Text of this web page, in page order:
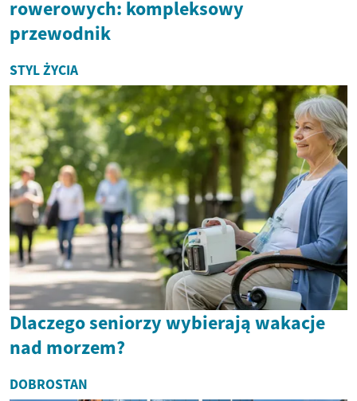
rowerowych: kompleksowy
przewodnik
STYL ŻYCIA
Dlaczego seniorzy wybierają wakacje
nad morzem?
DOBROSTAN